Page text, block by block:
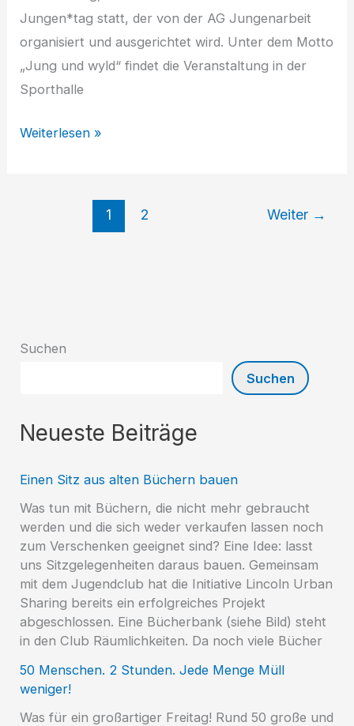
Jungen*tag statt, der von der AG Jungenarbeit
organisiert und ausgerichtet wird. Unter dem Motto
„Jung und wyld“ findet die Veranstaltung in der
Sporthalle
Jung
Weiterlesen »
1 2 Weiter →
Suchen
Suchen
Neueste Beiträge
Einen Sitz aus alten Büchern bauen
Was tun mit Büchern, die nicht mehr gebraucht
werden und die sich weder verkaufen lassen noch
zum Verschenken geeignet sind? Eine Idee: lasst
uns Sitzgelegenheiten daraus bauen. Gemeinsam
mit dem Jugendclub hat die Initiative Lincoln Urban
Sharing bereits ein erfolgreiches Projekt
abgeschlossen. Eine Bücherbank (siehe Bild) steht
in den Club Räumlichkeiten. Da noch viele Bücher
50 Menschen. 2 Stunden. Jede Menge Müll
weniger!
Was für ein großartiger Freitag! Rund 50 große und